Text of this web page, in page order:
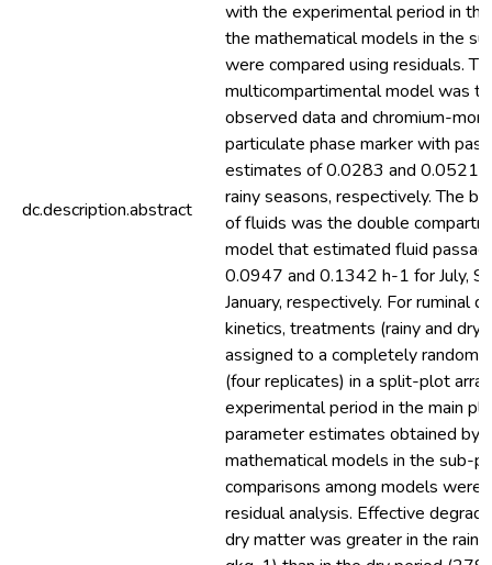
dc.description.abstract
with the experimental period in
the mathematical models in the
were compared using residuals.
multicompartimental model was
observed data and chromium-
particulate phase marker with
estimates of 0.0283 and 0.0521
rainy seasons, respectively. The
of fluids was the double
model that estimated fluid
0.0947 and 0.1342 h-1 for July,
January, respectively. For ruminal
kinetics, treatments (rainy and dry
assigned to a completely
(four replicates) in a split-plot
experimental period in the main
parameter estimates obtained by
mathematical models in the sub-
comparisons among models were
residual analysis. Effective
dry matter was greater in the